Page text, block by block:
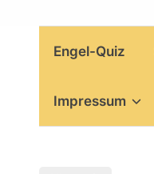
Engel-Quiz
Impressum